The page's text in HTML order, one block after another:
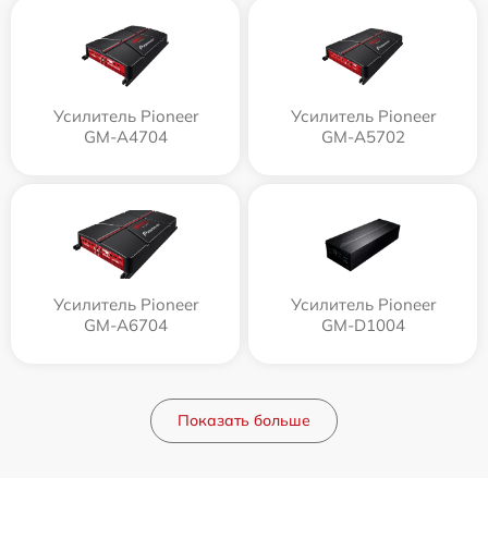
Усилитель Pioneer
GM-A4704
Усилитель Pioneer
GM-A5702
Усилитель Pioneer
GM-A6704
Усилитель Pioneer
GM-D1004
Показать больше